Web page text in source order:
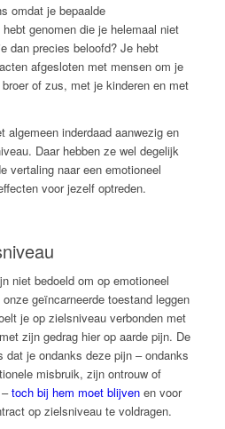
omdat je bepaalde
genomen die je helemaal niet
dan precies beloofd? Je hebt
afgesloten met mensen om je
of zus, met je kinderen en met
algemeen inderdaad aanwezig en
Daar hebben ze wel degelijk
vertaling naar een emotioneel
voor jezelf optreden.
niet bedoeld om op emotioneel
geïncarneerde toestand leggen
je op zielsniveau verbonden met
zijn gedrag hier op aarde pijn. De
je ondanks deze pijn – ondanks
misbruik, zijn ontrouw of
toch bij hem moet blijvenen voor
op zielsniveau te voldragen.